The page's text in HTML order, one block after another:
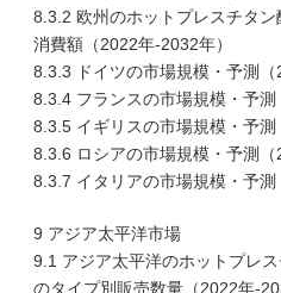
8.3.2 欧州のホットプレスチタ
消費額（2022年-2032年）
8.3.3 ドイツの市場規模・予測（
8.3.4 フランスの市場規模・予測
8.3.5 イギリスの市場規模・予測
8.3.6 ロシアの市場規模・予測（
8.3.7 イタリアの市場規模・予測
9 アジア太平洋市場
9.1 アジア太平洋のホットプレ
のタイプ別販売数量（2022年-